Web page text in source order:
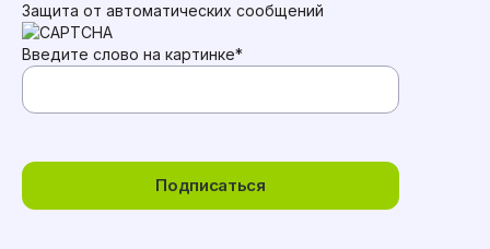
Подписаться
Защита от автоматических сообщений
Введите слово на картинке*